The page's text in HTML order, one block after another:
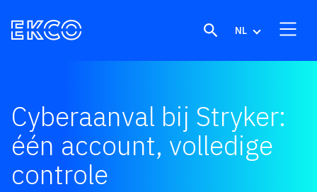
NL
Cyberaanval bij Stryker:
één account, volledige
controle